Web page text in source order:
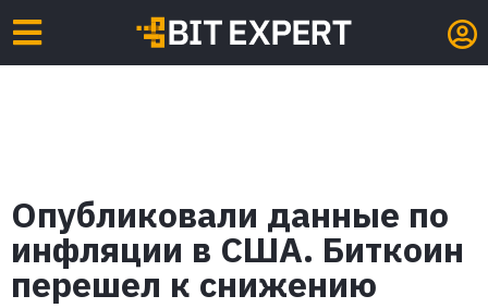
Опубликовали данные по
инфляции в США. Биткоин
перешел к снижению